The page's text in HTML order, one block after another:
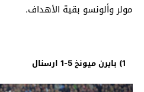
مولر وألونسو بقية الأهداف.